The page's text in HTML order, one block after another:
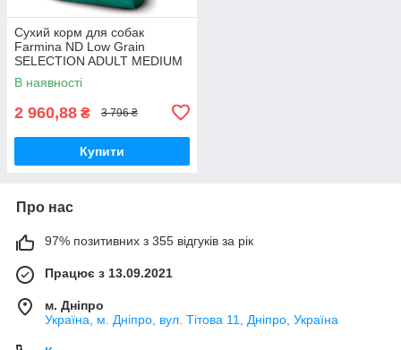
Сухий корм для собак
Farmina ND Low Grain
SELECTION ADULT MEDIUM
and MAXI 15кг з куркою та
гранатом
В наявності
2 960,88 ₴ 3 796 ₴
Купити
Про нас
97% позитивних з 355 відгуків за рік
Працює з 13.09.2021
м. Дніпро
Україна, м. Дніпро, вул. Тітова 11, Дніпро, Україна